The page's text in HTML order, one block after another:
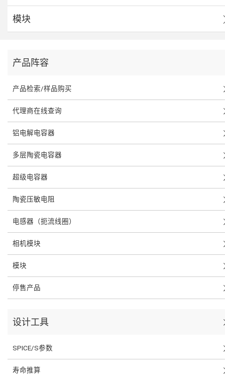
模块
产品阵容
产品检索/样品购买
代理商在线查询
铝电解电容器
多层陶瓷电容器
超级电容器
陶瓷压敏电阻
电感器（扼流线圈）
相机模块
模块
停售产品
设计工具
SPICE/S参数
寿命推算